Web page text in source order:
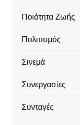
Ποιότητα Ζωής
Πολιτισμός
Σινεμά
Συνεργασίες
Συνταγές